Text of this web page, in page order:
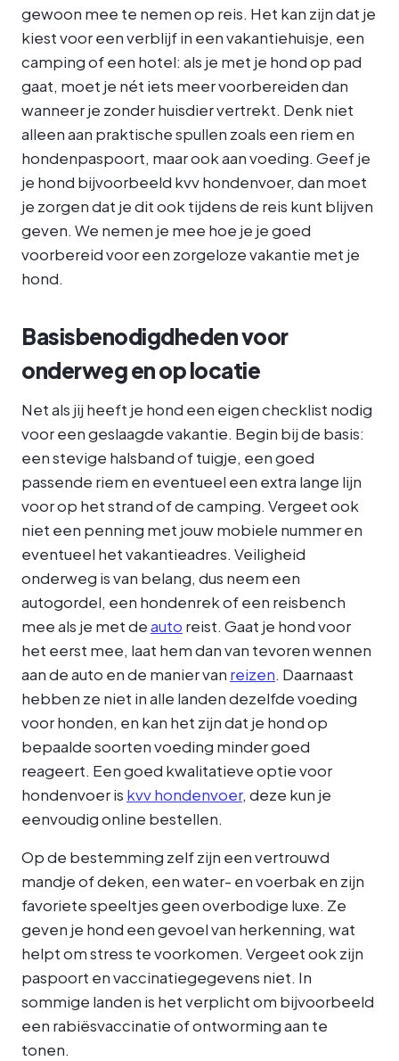
gewoon mee te nemen op reis. Het kan zijn dat je
kiest voor een verblijf in een vakantiehuisje, een
camping of een hotel: als je met je hond op pad
gaat, moet je nét iets meer voorbereiden dan
wanneer je zonder huisdier vertrekt. Denk niet
alleen aan praktische spullen zoals een riem en
hondenpaspoort, maar ook aan voeding. Geef je
je hond bijvoorbeeld kvv hondenvoer, dan moet
je zorgen dat je dit ook tijdens de reis kunt blijven
geven. We nemen je mee hoe je je goed
voorbereid voor een zorgeloze vakantie met je
hond.
Basisbenodigdheden voor
onderweg en op locatie
Net als jij heeft je hond een eigen checklist nodig
voor een geslaagde vakantie. Begin bij de basis:
een stevige halsband of tuigje, een goed
passende riem en eventueel een extra lange lijn
voor op het strand of de camping. Vergeet ook
niet een penning met jouw mobiele nummer en
eventueel het vakantieadres. Veiligheid
onderweg is van belang, dus neem een
autogordel, een hondenrek of een reisbench
mee als je met deauto reist. Gaat je hond voor
het eerst mee, laat hem dan van tevoren wennen
aan de auto en de manier van reizen. Daarnaast
hebben ze niet in alle landen dezelfde voeding
voor honden, en kan het zijn dat je hond op
bepaalde soorten voeding minder goed
reageert. Een goed kwalitatieve optie voor
hondenvoer is kvv hondenvoer, deze kun je
eenvoudig online bestellen.
Op de bestemming zelf zijn een vertrouwd
mandje of deken, een water- en voerbak en zijn
favoriete speeltjes geen overbodige luxe. Ze
geven je hond een gevoel van herkenning, wat
helpt om stress te voorkomen. Vergeet ook zijn
paspoort en vaccinatiegegevens niet. In
sommige landen is het verplicht om bijvoorbeeld
een rabiësvaccinatie of ontworming aan te
tonen.